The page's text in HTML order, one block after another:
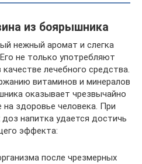
из боярышника
нежный аромат и слегка
не только употребляют
лечебного средства.
витаминов и минералов
оказывает чрезвычайно
здоровье человека. При
напитка удается достичь
эффекта:
после чрезмерных